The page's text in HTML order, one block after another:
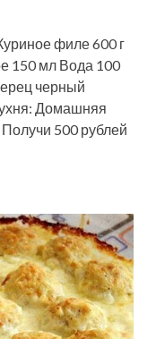
филе 600 г
150 мл Вода 100
черный
Домашняя
500 рублей